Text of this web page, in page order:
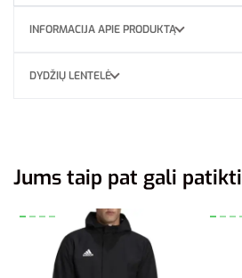
INFORMACIJA APIE PRODUKTĄ
DYDŽIŲ LENTELĖ
Jums taip pat gali patikti